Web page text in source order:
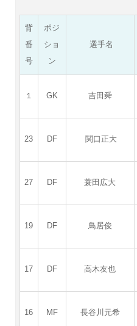
背
番
号
ポジ
ショ
ン
選手名
１ GK 吉田舜
23 DF 関口正大
27 DF 蓑田広大
19 DF 鳥居俊
17 DF 高木友也
16 MF 長谷川元希